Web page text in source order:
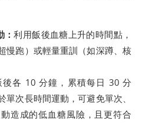
：利用飯後血糖上升的時間點，
慢跑）或輕量重訓（如深蹲、核
後各 10 分鐘，累積每日 30 分
單次長時間運動，可避免單次、
造成的低血糖風險，且更符合